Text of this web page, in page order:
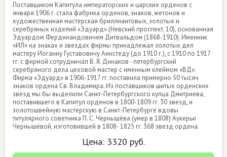
Поставщиком Капитула императорских и царских орденов с
января 1906 г. стала фабрика орденов, знаков, жетонов и
художественная мастерская бриллиантовых, золотых и
серебряных изделий «Эдуард» (Невский проспект, 10), основанная
Эдуардом Фердинандовичем Дитвальдом (1868-1910). Именник
«ИЛ» на знаках и звездах фирмы принадлежал золотых дел
мастеру Иоганну Густавовичу Аинстеду (до 1910 г.), с 1910 по 1917
гг. с фирмой сотрудничал В. Я. Динаков - петербургский
серебряного дела цеховой мастер с именным клеймом «ВД».
Фирма «Эдуард» в 1906-1917 гг. поставила примерно 50 тысяч
знаков ордена Св. Владимира. Из поставщиков шитых орденских
звезд мы бы выделили Санкт-Петербургского купца Дмитриева,
поставившего в Капитул орденов в 1800-1809 гг. 30 звезд, и
золотошвейную мастерскую в Санкт-Петербурге вдовы
титулярного советника П. С. Чернышёва (умер в 1808) Аукерьи
Чернышёвой, изготовившей в 1808- 1825 гг. 368 звезд ордена.
Цена: 3320 руб.